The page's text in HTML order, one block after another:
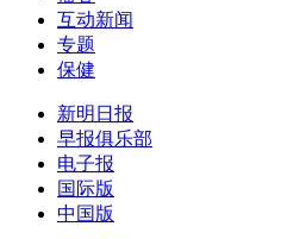
互动新闻
专题
保健
新明日报
早报俱乐部
电子报
国际版
中国版